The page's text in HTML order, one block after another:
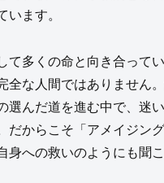
います。
て多くの命と向き合って
全な人間ではありません
選んだ道を進む中で、迷
だからこそ「アメイジン
身への救いのようにも聞こ